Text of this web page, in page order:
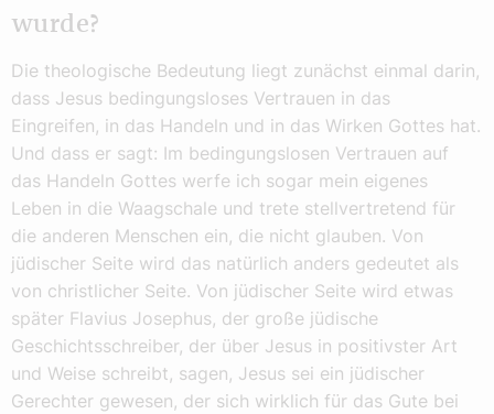
wurde?
Die theologische Bedeutung liegt zunächst einmal darin,
dass Jesus bedingungsloses Vertrauen in das
Eingreifen, in das Handeln und in das Wirken Gottes hat.
Und dass er sagt: Im bedingungslosen Vertrauen auf
das Handeln Gottes werfe ich sogar mein eigenes
Leben in die Waagschale und trete stellvertretend für
die anderen Menschen ein, die nicht glauben. Von
jüdischer Seite wird das natürlich anders gedeutet als
von christlicher Seite. Von jüdischer Seite wird etwas
später Flavius Josephus, der große jüdische
Geschichtsschreiber, der über Jesus in positivster Art
und Weise schreibt, sagen, Jesus sei ein jüdischer
Gerechter gewesen, der sich wirklich für das Gute bei